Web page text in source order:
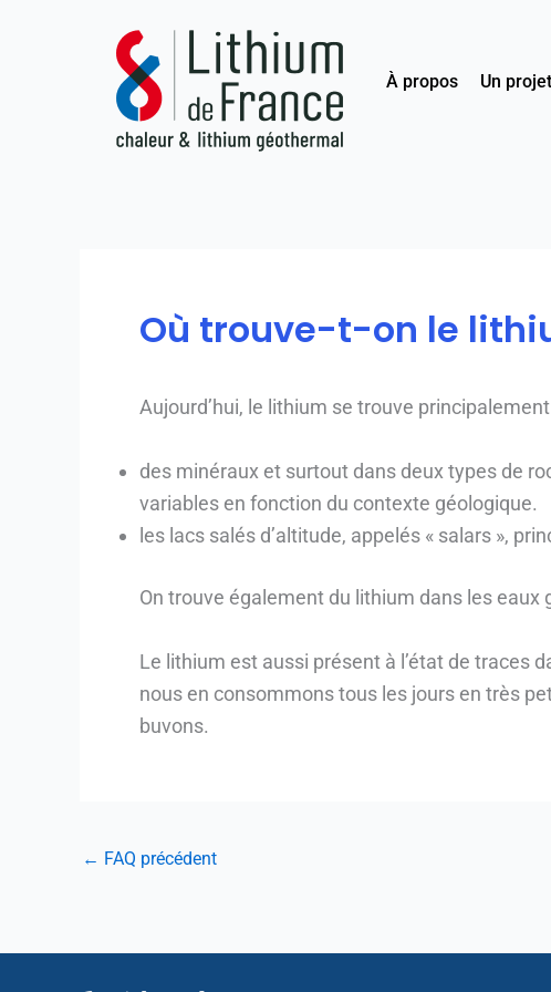
À propos Un
Où trouve-t-on le
Aujourd’hui, le lithium se trouve
des minéraux et surtout dans deux types de
variables en fonction du contexte géologique.
les lacs salés d’altitude, appelés « salars »,
On trouve également du lithium dans les
Le lithium est aussi présent à l’état de traces
nous en consommons tous les jours en très
buvons.
← FAQ précédent